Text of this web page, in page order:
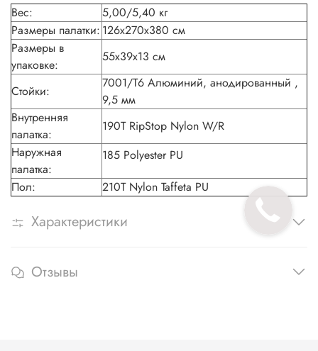
Вес:
5,00/5,40 кг
Размеры палатки: 126х270х380 см
Размеры в
упаковке:
55х39х13 см
Стойки:
7001/Т6 Алюминий, анодированный ,
9,5 мм
Внутренняя
палатка:
190T RipStop Nylon W/R
Наружная
палатка:
185 Polyester PU
Пол:
210T Nylon Taffeta PU
Характеристики
Отзывы